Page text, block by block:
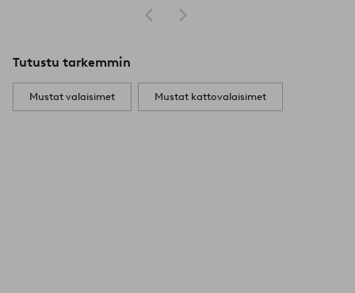
Tutustu tarkemmin
Mustat valaisimet Mustat kattovalaisimet